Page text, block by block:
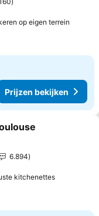
op eigen terrein
Prijzen bekijken
aan favorieten
6.894
kitchenettesPrijzen